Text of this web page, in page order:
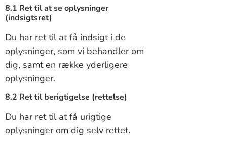
8.1 Ret til at se oplysninger
(indsigtsret)
Du har ret til at få indsigt i de
oplysninger, som vi behandler om
dig, samt en række yderligere
oplysninger.
8.2 Ret til berigtigelse (rettelse)
Du har ret til at få urigtige
oplysninger om dig selv rettet.